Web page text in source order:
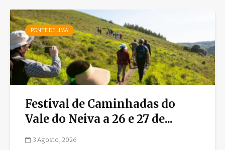
PONTE DE LIMA
Festival de Caminhadas do
Vale do Neiva a 26 e 27 de...
3 Agosto, 2026